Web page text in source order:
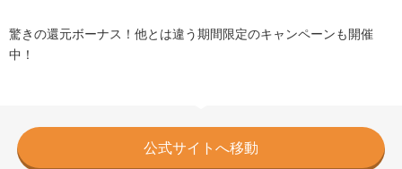
驚きの還元ボーナス！他とは違う期間限定のキャンペーンも開催
中！
公式サイトへ移動